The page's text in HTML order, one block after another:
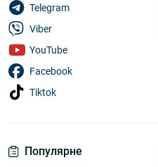
Популярне
Telegram
Viber
YouTube
Facebook
Tiktok